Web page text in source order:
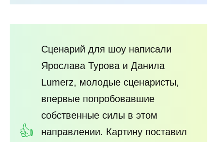
Сценарий для шоу написали
Ярослава Турова и Данила
Lumerz, молодые сценаристы,
впервые попробовавшие
собственные силы в этом
направлении. Картину поставил